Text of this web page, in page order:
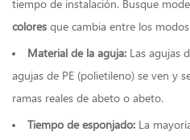
de
alto
impacto
a
considerar
Creación
de
tiempo de instalación. Busque
colores que cambia entre los
Material de la aguja: Las agujas
agujas de PE (polietileno) se ven y
ramas reales de abeto o abeto.
Tiempo de esponjado: La